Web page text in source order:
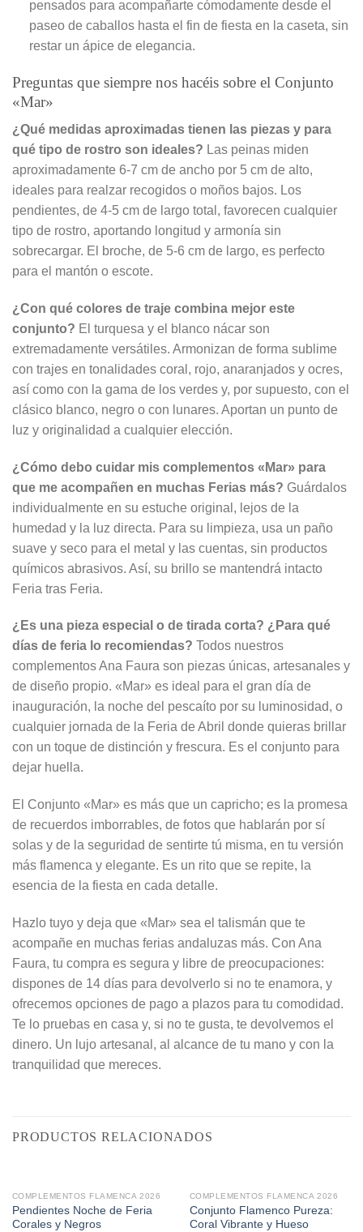
pensados para acompañarte cómodamente desde el
paseo de caballos hasta el fin de fiesta en la caseta, sin
restar un ápice de elegancia.
Preguntas que siempre nos hacéis sobre el Conjunto
«Mar»
¿Qué medidas aproximadas tienen las piezas y para
qué tipo de rostro son ideales? Las peinas miden
aproximadamente 6-7 cm de ancho por 5 cm de alto,
ideales para realzar recogidos o moños bajos. Los
pendientes, de 4-5 cm de largo total, favorecen cualquier
tipo de rostro, aportando longitud y armonía sin
sobrecargar. El broche, de 5-6 cm de largo, es perfecto
para el mantón o escote.
¿Con qué colores de traje combina mejor este
conjunto? El turquesa y el blanco nácar son
extremadamente versátiles. Armonizan de forma sublime
con trajes en tonalidades coral, rojo, anaranjados y ocres,
así como con la gama de los verdes y, por supuesto, con el
clásico blanco, negro o con lunares. Aportan un punto de
luz y originalidad a cualquier elección.
¿Cómo debo cuidar mis complementos «Mar» para
que me acompañen en muchas Ferias más? Guárdalos
individualmente en su estuche original, lejos de la
humedad y la luz directa. Para su limpieza, usa un paño
suave y seco para el metal y las cuentas, sin productos
químicos abrasivos. Así, su brillo se mantendrá intacto
Feria tras Feria.
¿Es una pieza especial o de tirada corta? ¿Para qué
días de feria lo recomiendas? Todos nuestros
complementos Ana Faura son piezas únicas, artesanales y
de diseño propio. «Mar» es ideal para el gran día de
inauguración, la noche del pescaíto por su luminosidad, o
cualquier jornada de la Feria de Abril donde quieras brillar
con un toque de distinción y frescura. Es el conjunto para
dejar huella.
El Conjunto «Mar» es más que un capricho; es la promesa
de recuerdos imborrables, de fotos que hablarán por sí
solas y de la seguridad de sentirte tú misma, en tu versión
más flamenca y elegante. Es un rito que se repite, la
esencia de la fiesta en cada detalle.
Hazlo tuyo y deja que «Mar» sea el talismán que te
acompañe en muchas ferias andaluzas más. Con Ana
Faura, tu compra es segura y libre de preocupaciones:
dispones de 14 días para devolverlo si no te enamora, y
ofrecemos opciones de pago a plazos para tu comodidad.
Te lo pruebas en casa y, si no te gusta, te devolvemos el
dinero. Un lujo artesanal, al alcance de tu mano y con la
tranquilidad que mereces.
PRODUCTOS RELACIONADOS
COMPLEMENTOS FLAMENCA 2026
Pendientes Noche de Feria
Corales y Negros
COMPLEMENTOS FLAMENCA 2026
Conjunto Flamenco Pureza:
Coral Vibrante y Hueso